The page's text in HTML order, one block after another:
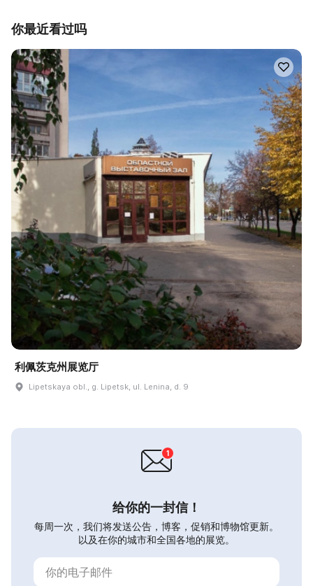
你最近看过吗
利佩茨克州展览厅
Lipetskaya obl., g. Lipetsk, ul. Lenina, d. 9
给你的一封信！
每周一次，我们将发送公告，博客，促销和博物馆更新。
以及在你的城市和全国各地的展览。